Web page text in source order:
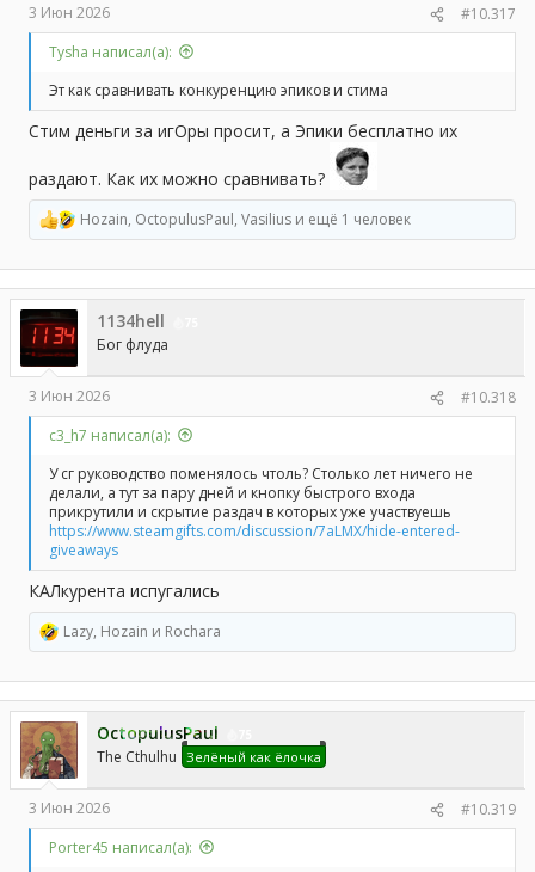
3 Июн 2026
#10.317
Tysha написал(а):
Эт как сравнивать конкуренцию эпиков и стима
Стим деньги за игОры просит, а Эпики бесплатно их
раздают. Как их можно сравнивать?
Р
е
а
к
ц
и
и
:
Hozain, OctopulusPaul, Vasilius и ещё 1 человек
1134hell
Бог флуда
3 Июн 2026
#10.318
с3_h7 написал(а):
У сг руководство поменялось чтоль? Столько лет ничего не
делали, а тут за пару дней и кнопку быстрого входа
прикрутили и скрытие раздач в которых уже участвуешь
https://www.steamgifts.com/discussion/7aLMX/hide-entered-
giveaways
КАЛкурента испугались
Р
е
а
к
ц
и
и
:
Lazy, Hozain и Rochara
OctopulusPaul
The Cthulhu Зелёный как ёлочка
3 Июн 2026
#10.319
Porter45 написал(а):